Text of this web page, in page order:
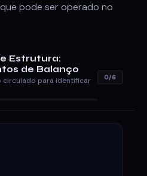
pode ser operado no
Estrutura:
de Balanço
circulado para identificar
0/6